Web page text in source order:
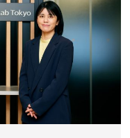
見積もり依頼